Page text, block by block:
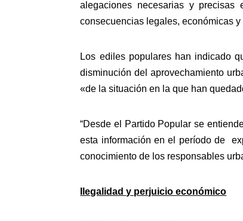
alegaciones necesarias y
consecuencias legales, económicas y
Los ediles populares han indicado
disminución del aprovechamiento
«de la situación en la que han
“Desde el Partido Popular se
esta información en el período de
conocimiento de los responsables
Ilegalidad y perjuicio económico